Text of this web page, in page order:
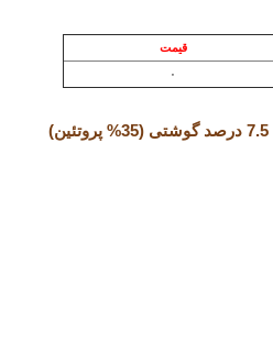
قيمت
۰